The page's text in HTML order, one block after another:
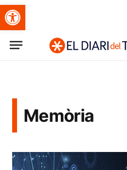
Obre la barra d'eines
Memòria